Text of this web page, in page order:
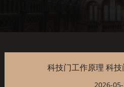
科技门工作原理 科
2026-